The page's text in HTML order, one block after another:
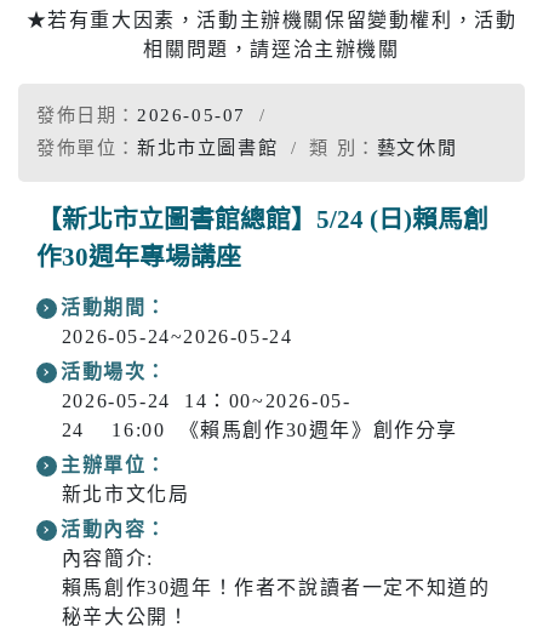
★若有重大因素，活動主辦機關保留變動權利，活動
相關問題，請逕洽主辦機關
發佈日期： 2026-05-07
發佈單位： 新北市立圖書館 類 別： 藝文休閒
【新北市立圖書館總館】5/24 (日)賴馬創
作30週年專場講座
活動期間：
2026-05-24~2026-05-24
活動場次：
2026-05-24 14：00~2026-05-
24 16:00 《賴馬創作30週年》創作分享
主辦單位：
新北市文化局
活動內容：
內容簡介:
賴馬創作30週年！作者不說讀者一定不知道的
秘辛大公開！